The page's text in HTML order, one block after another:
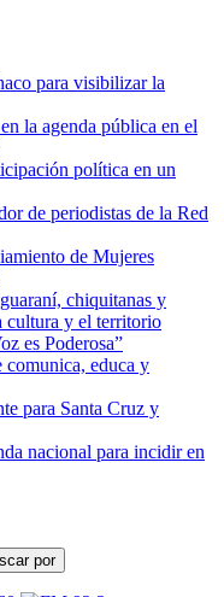
para visibilizar la
la agenda pública en el
política en un
de periodistas de la Red
de Mujeres
chiquitanas y
cultura y el territorio
es Poderosa”
comunica, educa y
para Santa Cruz y
nacional para incidir en
por